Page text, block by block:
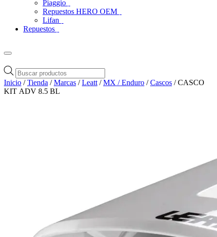
Piaggio
Repuestos HERO OEM
Lifan
Repuestos
Búsqueda
de
productos
Inicio /Tienda /Marcas /Leatt /MX / Enduro /Cascos / CASCO
KIT ADV 8.5 BL